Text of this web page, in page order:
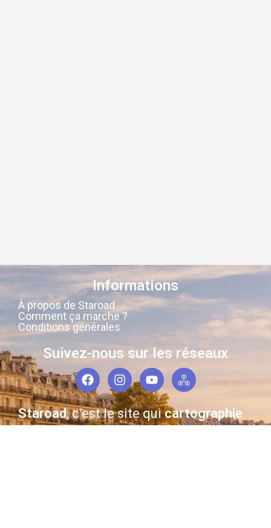
Informations
À propos de Staroad
Comment ça marche ?
Conditions générales
Suivez-nous sur les réseaux
Staroad, c’est le site quicartographie